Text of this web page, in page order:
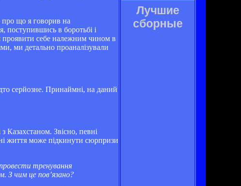
про що я говорив на
поступившись в боротьбі і
проявити себе належним чином в
ми детально проаналізували
серйозне. Принаймні, на даний
Казахстаном. Звісно, певні
життя може підкинути сюрпризи
тренування
З чим це пов’язано?
Лучшие
сборные